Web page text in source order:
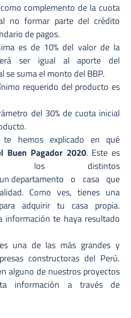
complemento de la cuota
no formar parte del crédito
de pagos.
es de 10% del valor de la
ser igual al aporte del
se suma el monto del BBP.
requerido del producto es
del 30% de cuota inicial
hemos explicado en qué
Buen Pagador 2020. Este es
distintos
departamento o casa que
Como ves, tienes una
adquirir tu casa propia.
información te haya resultado
una de las más grandes y
constructoras del Perú.
alguno de nuestros proyectos
información a través de